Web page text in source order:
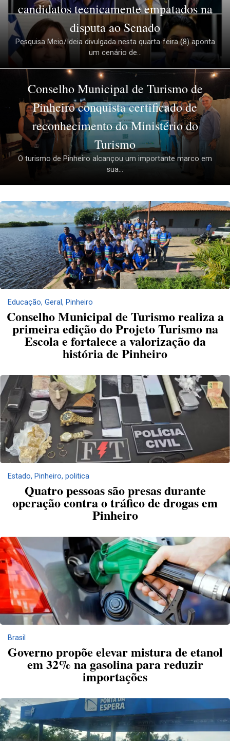
candidatos tecnicamente empatados na
disputa ao Senado
Pesquisa Meio/Ideia divulgada nesta quarta-feira (8) aponta
um cenário de...
Conselho Municipal de Turismo de
Pinheiro conquista certificado de
reconhecimento do Ministério do
Turismo
O turismo de Pinheiro alcançou um importante marco em
sua...
Educação, Geral, Pinheiro
Conselho Municipal de Turismo realiza a
primeira edição do Projeto Turismo na
Escola e fortalece a valorização da
história de Pinheiro
Estado, Pinheiro, politica
Quatro pessoas são presas durante
operação contra o tráfico de drogas em
Pinheiro
Brasil
Governo propõe elevar mistura de etanol
em 32% na gasolina para reduzir
importações